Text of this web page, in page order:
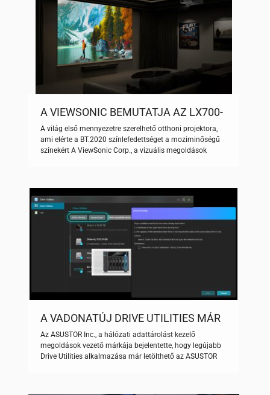
A VIEWSONIC BEMUTATJA AZ LX700-
4K RGB LÉZERPROJEKTORT:
ÁTFORMÁLJA A HÁZIMOZI JÖVŐJÉT
A világ első mennyezetre szerelhető otthoni projektora,
ami elérte a BT.2020 színlefedettséget a moziminőségű
színekért A ViewSonic Corp., a vizuális megoldások
világ első RGB-s lézertechnológiával rendelkező,
mennyezetre szerelhető otthoni projektoraként, az LX700-
4K […]
A VADONATÚJ DRIVE UTILITIES MÁR
ELÉRHETŐ AZ APP CENTRÁLBAN AZ
ADM 4.3.0-N ÉS ÚJABB VERZIÓKON
Az ASUSTOR Inc., a hálózati adattárolást kezelő
megoldások vezető márkája bejelentette, hogy legújabb
Drive Utilities alkalmazása már letölthető az ASUSTOR